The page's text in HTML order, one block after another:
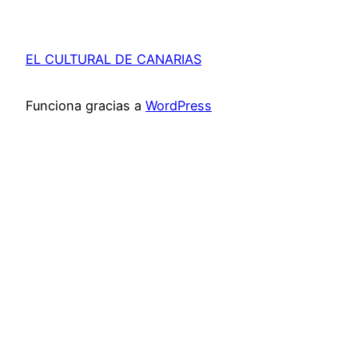
EL CULTURAL DE CANARIAS
Funciona gracias a WordPress